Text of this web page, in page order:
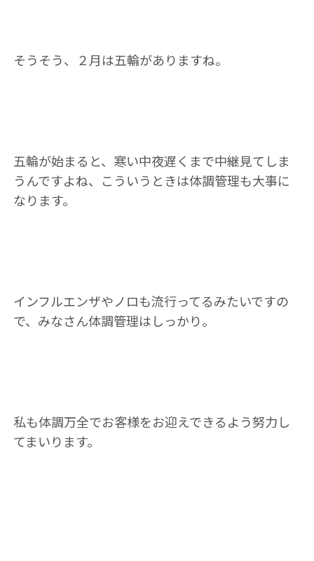
そうそう、２月は五輪がありますね。
五輪が始まると、寒い中夜遅くまで中継見てしま
うんですよね、こういうときは体調管理も大事に
なります。
インフルエンザやノロも流行ってるみたいですの
で、みなさん体調管理はしっかり。
私も体調万全でお客様をお迎えできるよう努力し
てまいります。